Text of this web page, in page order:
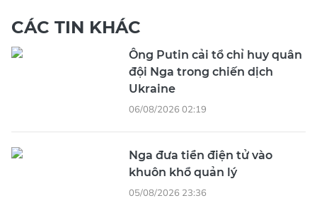
CÁC TIN KHÁC
Ông Putin cải tổ chỉ huy quân
đội Nga trong chiến dịch
Ukraine
06/08/2026 02:19
Nga đưa tiền điện tử vào
khuôn khổ quản lý
05/08/2026 23:36